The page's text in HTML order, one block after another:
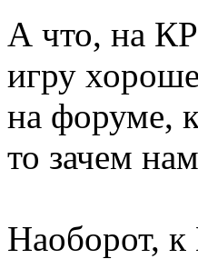
А что, на
игру
на форуме,
то зачем
Наоборот,